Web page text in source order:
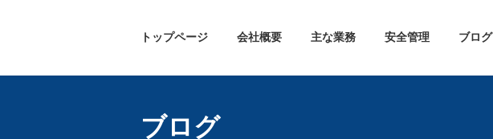
トップページ 会社概要 主な業務 安全管理 ブログ
ブログ